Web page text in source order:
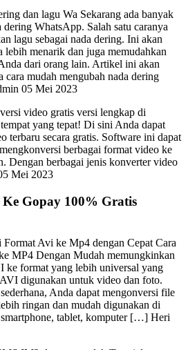
dan lagu Wa Sekarang ada banyak
WhatsApp. Salah satu caranya
lagu sebagai nada dering. Ini akan
lebih menarik dan juga memudahkan
dari orang lain. Artikel ini akan
mudah mengubah nada dering
05 Mei 2023
video gratis versi lengkap di
yang tepat! Di sini Anda dapat
terbaru secara gratis. Software ini dapat
berbagai format video ke
Dengan berbagai jenis konverter video
Mei 2023
Gopay 100% Gratis
Avi ke Mp4 dengan Cepat Cara
MP4 Dengan Mudah memungkinkan
ke format yang lebih universal yang
digunakan untuk video dan foto.
Anda dapat mengonversi file
ringan dan mudah digunakan di
smartphone, tablet, komputer […] Heri